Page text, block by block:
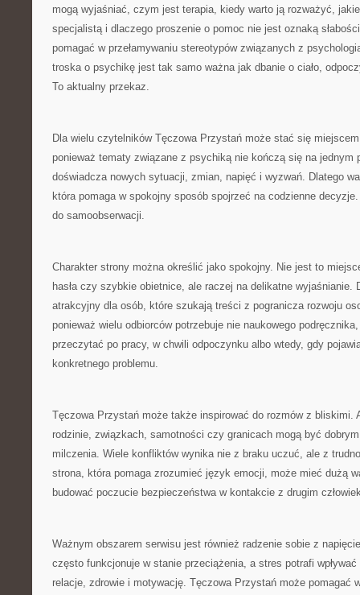
mogą wyjaśniać, czym jest terapia, kiedy warto ją rozważyć,
specjalistą i dlaczego proszenie o pomoc nie jest oznaką
pomagać w przełamywaniu stereotypów związanych z
troska o psychikę jest tak samo ważna jak dbanie o ciało,
To aktualny przekaz.
Dla wielu czytelników Tęczowa Przystań może stać się
ponieważ tematy związane z psychiką nie kończą się na jednym
doświadcza nowych sytuacji, zmian, napięć i wyzwań. Dlatego
która pomaga w spokojny sposób spojrzeć na codzienne
do samoobserwacji.
Charakter strony można określić jako spokojny. Nie jest to
hasła czy szybkie obietnice, ale raczej na delikatne wyjaśnianie.
atrakcyjny dla osób, które szukają treści z pogranicza rozwoju
ponieważ wielu odbiorców potrzebuje nie naukowego
przeczytać po pracy, w chwili odpoczynku albo wtedy, gdy
konkretnego problemu.
Tęczowa Przystań może także inspirować do rozmów z bliskimi.
rodzinie, związkach, samotności czy granicach mogą być
milczenia. Wiele konfliktów wynika nie z braku uczuć, ale z
strona, która pomaga zrozumieć język emocji, może mieć dużą
budować poczucie bezpieczeństwa w kontakcie z drugim
Ważnym obszarem serwisu jest również radzenie sobie z
często funkcjonuje w stanie przeciążenia, a stres potrafi
relacje, zdrowie i motywację. Tęczowa Przystań może pomagać